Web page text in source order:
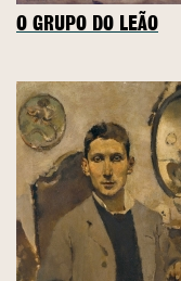
O GRUPO DO LEÃO